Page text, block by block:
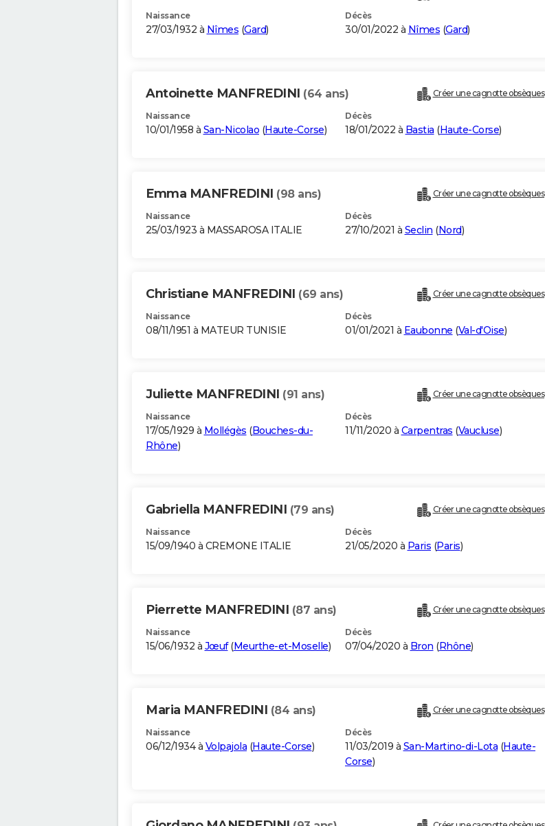
Naissance
27/03/1932 à Nîmes (Gard)
Décès
30/01/2022 à Nîmes (Gard)
Antoinette MANFREDINI (64 ans) Créer une cagnotte obsèques
Naissance
10/01/1958 à San-Nicolao (Haute-Corse)
Décès
18/01/2022 à Bastia (Haute-Corse)
Emma MANFREDINI (98 ans) Créer une cagnotte obsèques
Naissance
25/03/1923 à MASSAROSA ITALIE
Décès
27/10/2021 à Seclin (Nord)
Christiane MANFREDINI (69 ans) Créer une cagnotte obsèques
Naissance
08/11/1951 à MATEUR TUNISIE
Décès
01/01/2021 à Eaubonne (Val-d'Oise)
Juliette MANFREDINI (91 ans) Créer une cagnotte obsèques
Naissance
17/05/1929 à Mollégès (Bouches-du-
Rhône)
Décès
11/11/2020 à Carpentras (Vaucluse)
Gabriella MANFREDINI (79 ans) Créer une cagnotte obsèques
Naissance
15/09/1940 à CREMONE ITALIE
Décès
21/05/2020 à Paris (Paris)
Pierrette MANFREDINI (87 ans) Créer une cagnotte obsèques
Naissance
15/06/1932 à Jœuf(Meurthe-et-Moselle)
Décès
07/04/2020 à Bron (Rhône)
Maria MANFREDINI (84 ans) Créer une cagnotte obsèques
Naissance
06/12/1934 à Volpajola (Haute-Corse)
Décès
11/03/2019 à San-Martino-di-Lota (Haute-
Corse)